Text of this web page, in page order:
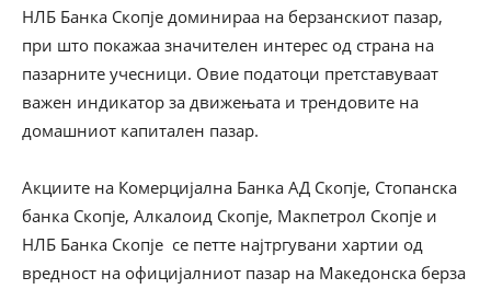
НЛБ Банка Скопје доминираа на берзанскиот пазар,
при што покажаа значителен интерес од страна на
пазарните учесници. Овие податоци претставуваат
важен индикатор за движењата и трендовите на
домашниот капитален пазар.
Акциите на Комерцијална Банка АД Скопје, Стопанска
банка Скопје, Алкалоид Скопје, Макпетрол Скопје и
НЛБ Банка Скопје се петте најтргувани хартии од
вредност на официјалниот пазар на Македонска берза